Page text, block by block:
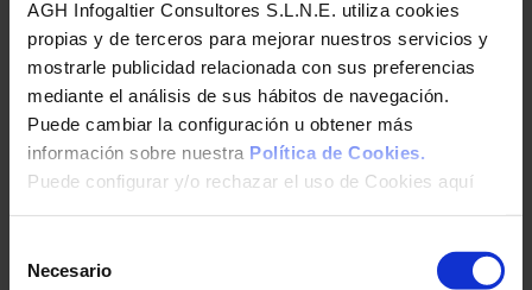
AGH Infogaltier Consultores S.L.N.E. utiliza cookies
propias y de terceros para mejorar nuestros servicios y
mostrarle publicidad relacionada con sus preferencias
mediante el análisis de sus hábitos de navegación.
Puede cambiar la configuración u obtener más
información sobre nuestra Política de Cookies.
Puede configurar y/o rechazar el uso de Cookies aquí
Necesario
todas las empresas auditen de forma
periódica sus sistemas y redes corporativas,
aplicando de forma óptima los mecanismos de
seguridad apropiados.
En CanarCloud llevamos a cabo todo tipo de
auditorías, desde auditorías de caja blanca y
negra a auditorías de sitio web o test de
intrusión para garantizar que su entorno de
trabajo sea perfectamente seguro y, en caso